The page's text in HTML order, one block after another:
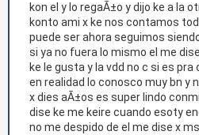
kon el y lo regaÃ±o y dijo ke a la
konto ami x ke nos contamos
puede ser ahora seguimos
si ya no fuera lo mismo el me
ke le gusta y la vdd no c si es pra
en realidad lo conosco muy bn y
x dies aÃ±os es super lindo
dise ke me keire cuando esoty
no me despido de el me dise x